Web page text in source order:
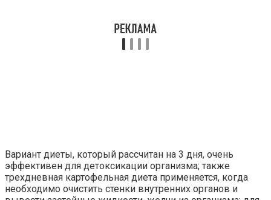
Вариант диеты, который рассчитан на 3 дня, очень
эффективен для детоксикации организма; также
трехдневная картофельная диета применяется, когда
необходимо очистить стенки внутренних органов и